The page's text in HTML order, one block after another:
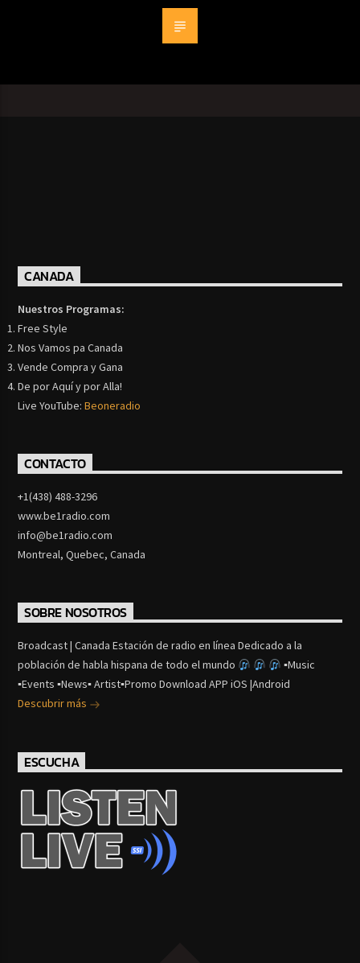
CANADA
Nuestros Programas:
Free Style
Nos Vamos pa Canada
Vende Compra y Gana
De por Aquí y por Alla!
Live YouTube:Beoneradio
CONTACTO
+1(438) 488-3296
www.be1radio.com
info@be1radio.com
Montreal, Quebec, Canada
SOBRE NOSOTROS
Broadcast | Canada Estación de radio en línea Dedicado a la
población de habla hispana de todo el mundo
▪Music
▪Events ▪News▪ Artist▪Promo Download APP iOS |Android
Descubrir más
ESCUCHA